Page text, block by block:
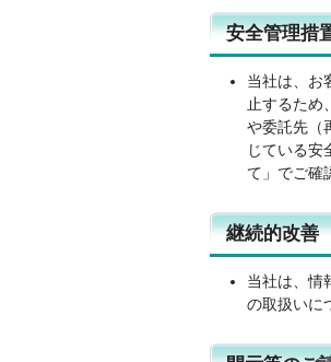
安全管理措
当社は、お
止するため
や委託先（
じている安
て」でご確
継続的改善
当社は、情
の取扱いに